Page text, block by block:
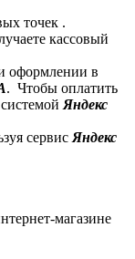
точек .
кассовый
оформлении в
. Чтобы оплатить
Яндекс
сервис Яндекс
магазине